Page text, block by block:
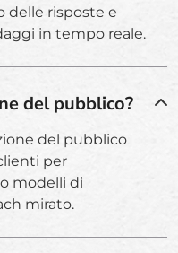
delle risposte e
in tempo reale.
del pubblico?
del pubblico
per
modelli di
mirato.